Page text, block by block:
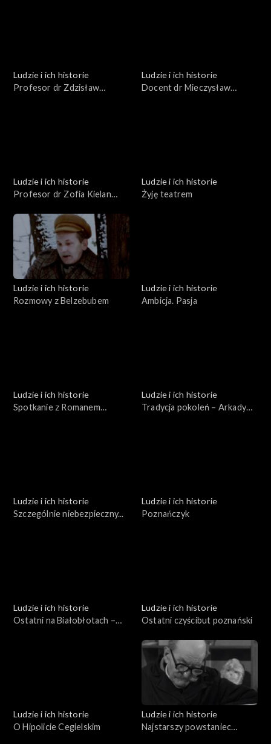
Ludzie i ich historie
Profesor dr Zdzisław
Ludzie i ich historie
Docent dr Mieczysław
Ludzie i ich historie
Profesor dr Zofia Kielan
Ludzie i ich historie
Żyję teatrem
Ludzie i ich historie
Rozmowy z Belzebubem
Ludzie i ich historie
Ambicja. Pasja
Ludzie i ich historie
Spotkanie z Romanem
Ludzie i ich historie
Tradycja pokoleń – Arkady
Ludzie i ich historie
Szczególnie niebezpieczny...
Ludzie i ich historie
Poznańczyk
Ludzie i ich historie
Ostatni na Białobłotach –
Ludzie i ich historie
Ostatni czyścibut poznański
Ludzie i ich historie
O Hipolicie Cegielskim
Ludzie i ich historie
Najstarszy powstaniec